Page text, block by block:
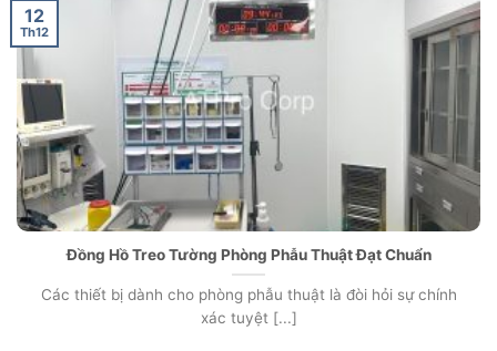
Đồng Hồ Treo Tường Phòng Phẫu Thuật Đạt Chuẩn
Các thiết bị dành cho phòng phẫu thuật là đòi hỏi sự chính
xác tuyệt [...]
12
Th12